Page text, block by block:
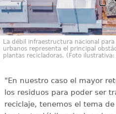
La débil infraestructura nacional
urbanos representa el principal
plantas recicladoras. (Foto
"En nuestro caso el mayor
los residuos para poder ser
reciclaje, tenemos el tema